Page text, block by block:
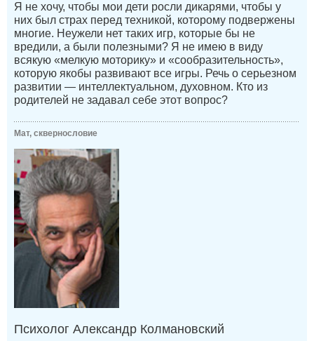
Я не хочу, чтобы мои дети росли дикарями, чтобы у
них был страх перед техникой, которому подвержены
многие. Неужели нет таких игр, которые бы не
вредили, а были полезными? Я не имею в виду
всякую «мелкую моторику» и «сообразительность»,
которую якобы развивают все игры. Речь о серьезном
развитии — интеллектуальном, духовном. Кто из
родителей не задавал себе этот вопрос?
Мат, сквернословие
Психолог Александр Колмановский